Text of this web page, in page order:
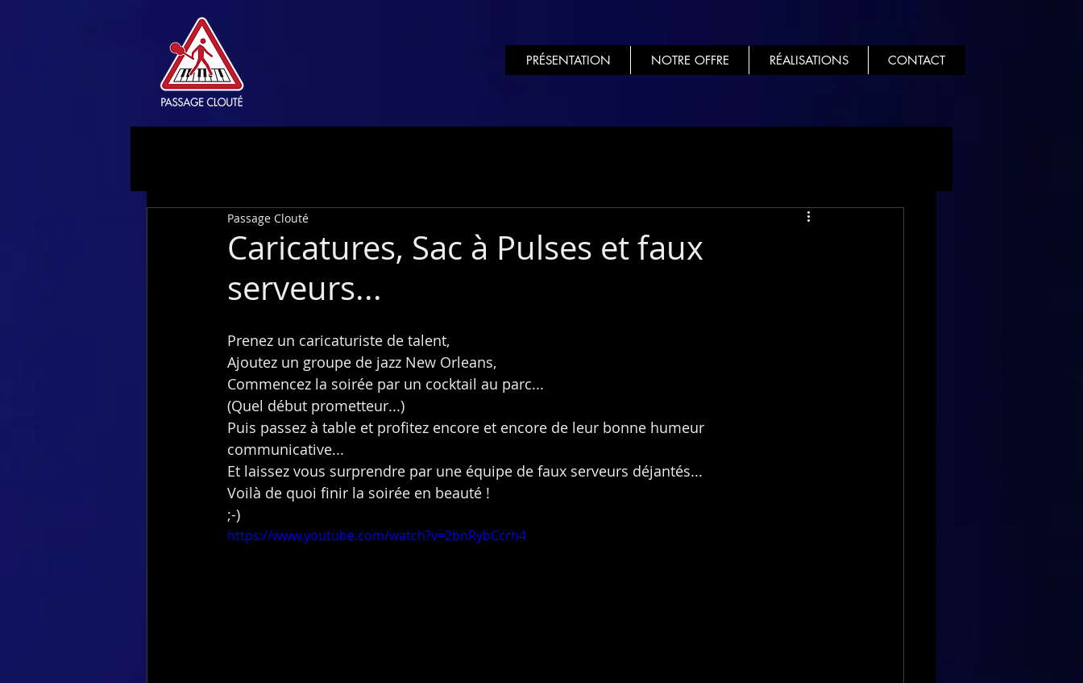
PRÉSENTATION NOTRE OFFRE RÉALISATIONS CONTACT
Caricatures, Sac à Pulses et faux
serveurs...
Passage Clouté
Prenez un caricaturiste de talent,
Ajoutez un groupe de jazz New Orleans,
Commencez la soirée par un cocktail au parc...
(Quel début prometteur...)
Puis passez à table et profitez encore et encore de leur bonne humeur
communicative...
Et laissez vous surprendre par une équipe de faux serveurs déjantés...
Voilà de quoi finir la soirée en beauté !
;-)
https://www.youtube.com/watch?v=2bnRybCcrh4